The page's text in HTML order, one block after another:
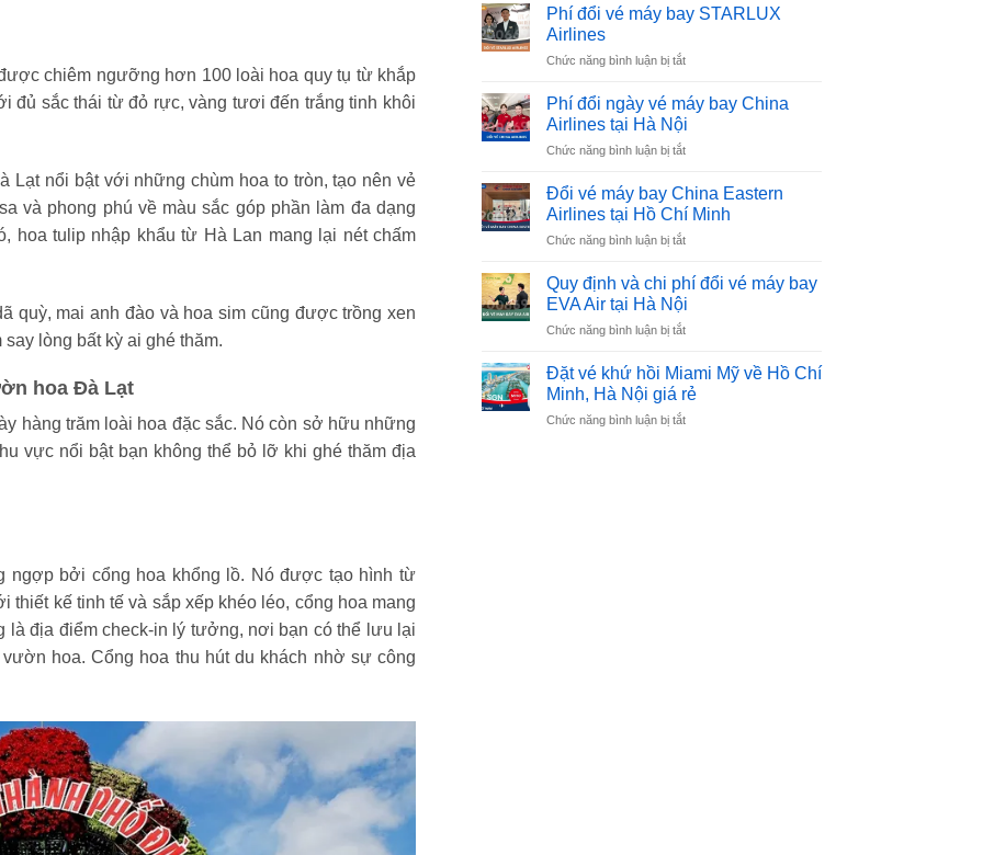
chiêm ngưỡng hơn 100 loài hoa quy tụ từ khắp
đủ sắc thái từ đỏ rực, vàng tươi đến trắng tinh khôi
Lạt nổi bật với những chùm hoa to tròn, tạo nên vẻ
và phong phú về màu sắc góp phần làm đa dạng
hoa tulip nhập khẩu từ Hà Lan mang lại nét chấm
quỳ, mai anh đào và hoa sim cũng được trồng xen
lòng bất kỳ ai ghé thăm.
hoa Đà Lạt
hàng trăm loài hoa đặc sắc. Nó còn sở hữu những
vực nổi bật bạn không thể bỏ lỡ khi ghé thăm địa
ngợp bởi cổng hoa khổng lồ. Nó được tạo hình từ
kế tinh tế và sắp xếp khéo léo, cổng hoa mang
là địa điểm check-in lý tưởng, nơi bạn có thể lưu lại
hoa. Cổng hoa thu hút du khách nhờ sự công
Phí đổi vé máy bay STARLUX
Airlines
Chức năng bình luận bị tắtở
đổi
vé
máy
bay
Airlines
Phí đổi ngày vé máy bay China
Airlines tại Hà Nội
Chức năng bình luận bị tắtở
đổi
ngày
vé
máy
China
Airlines
Hà
Đổi vé máy bay China Eastern
Airlines tại Hồ Chí Minh
Chức năng bình luận bị tắtở
vé
máy
bay
China
Airlines
tại
Chí
Quy định và chi phí đổi vé máy bay
EVA Air tại Hà Nội
Chức năng bình luận bị tắtở
và
chi
phí
Đặt vé khứ hồi Miami Mỹ về Hồ Chí
Minh, Hà Nội giá rẻ
Chức năng bình luận bị tắtở